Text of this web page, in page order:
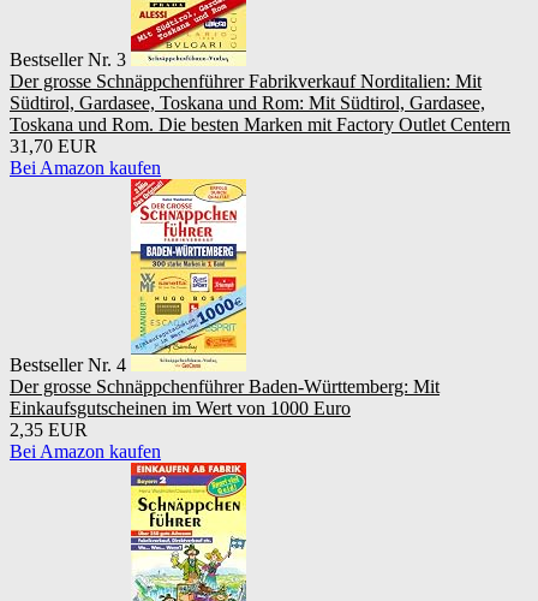
Bestseller Nr. 3
Der grosse Schnäppchenführer Fabrikverkauf Norditalien: Mit
Südtirol, Gardasee, Toskana und Rom: Mit Südtirol, Gardasee,
Toskana und Rom. Die besten Marken mit Factory Outlet Centern
31,70 EUR
Bei Amazon kaufen
Bestseller Nr. 4
Der grosse Schnäppchenführer Baden-Württemberg: Mit
Einkaufsgutscheinen im Wert von 1000 Euro
2,35 EUR
Bei Amazon kaufen